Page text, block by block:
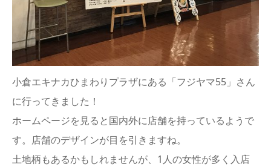
小倉エキナカひまわりプラザにある「フジヤマ55」さん
に行ってきました！
ホームページを見ると国内外に店舗を持っているようで
す。店舗のデザインが目を引きますね。
土地柄もあるかもしれませんが、1人の女性が多く入店